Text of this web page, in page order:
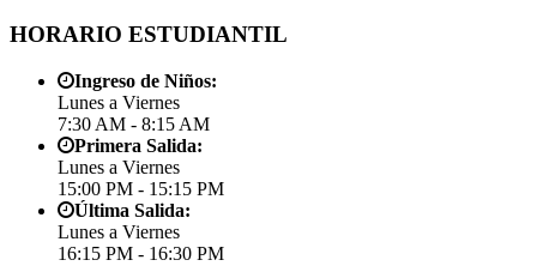
HORARIO ESTUDIANTIL
Ingreso de Niños:
Lunes a Viernes
7:30 AM - 8:15 AM
Primera Salida:
Lunes a Viernes
15:00 PM - 15:15 PM
Última Salida:
Lunes a Viernes
16:15 PM - 16:30 PM